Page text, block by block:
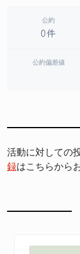
公約
0件
公約偏差値
活動に対しての
録はこちらから